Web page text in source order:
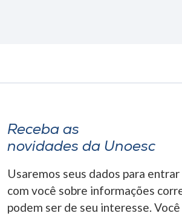
Receba as
novidades da Unoesc
Usaremos seus dados para
com você sobre informações
podem ser de seu interesse.